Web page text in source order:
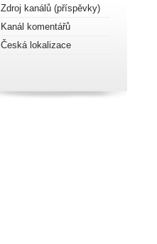
Zdroj kanálů (příspěvky)
Kanál komentářů
Česká lokalizace